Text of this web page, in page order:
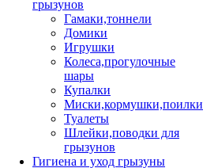
грызунов
Гамаки,тоннели
Домики
Игрушки
Колеса,прогулочные
шары
Купалки
Миски,кормушки,поилки
Туалеты
Шлейки,поводки для
грызунов
Гигиена и уход грызуны